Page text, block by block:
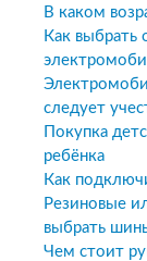
В каком
Как выбрать
следует
Покупка
ребёнка
Как
Резиновые
выбрать
Чем стоит